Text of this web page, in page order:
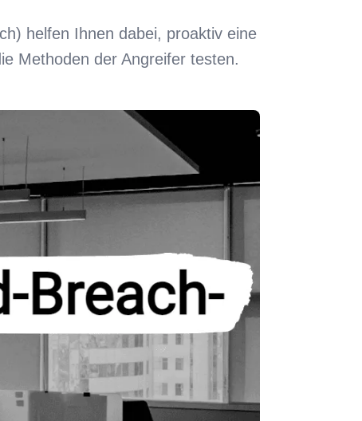
helfen Ihnen dabei, proaktiv eine
Methoden der Angreifer testen.